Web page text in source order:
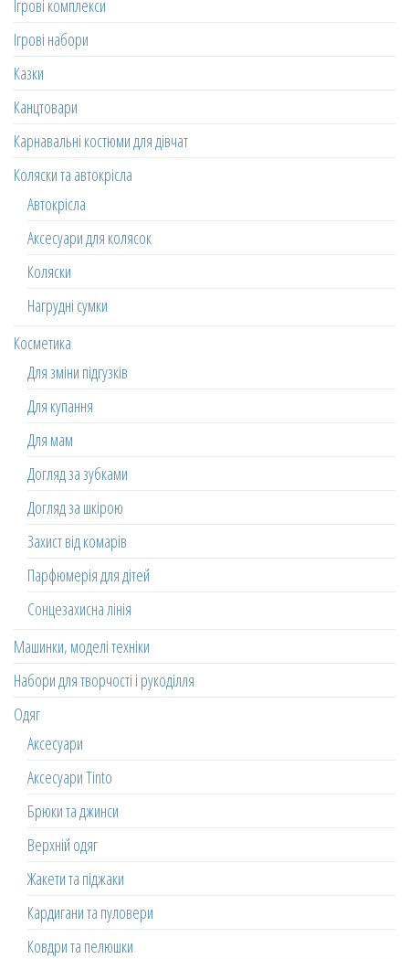
Ігрові комплекси
Ігрові набори
Казки
Канцтовари
Карнавальні костюми для дівчат
Коляски та автокрісла
Автокрісла
Аксесуари для колясок
Коляски
Нагрудні сумки
Косметика
Для зміни підгузків
Для купання
Для мам
Догляд за зубками
Догляд за шкірою
Захист від комарів
Парфюмерія для дітей
Сонцезахисна лінія
Машинки, моделі техніки
Набори для творчості і рукоділля
Одяг
Аксесуари
Аксесуари Tinto
Брюки та джинси
Верхній одяг
Жакети та піджаки
Кардигани та пуловери
Ковдри та пелюшки